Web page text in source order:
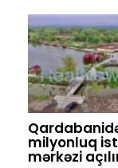
milyonluq
mərkəzi